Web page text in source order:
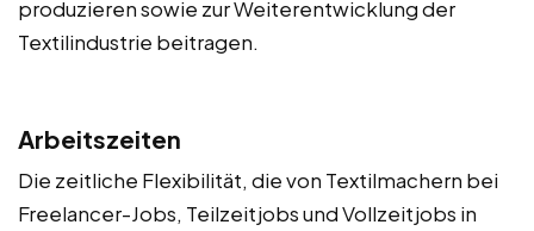
produzieren sowie zur Weiterentwicklung der
Textilindustrie beitragen.
Arbeitszeiten
Die zeitliche Flexibilität, die von Textilmachern bei
Freelancer-Jobs, Teilzeitjobs und Vollzeitjobs in